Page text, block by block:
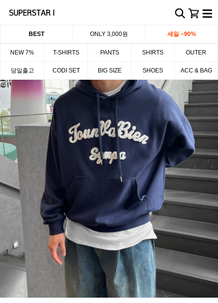
BEST ONLY 3,000원 세일 ~90%
NEW 7% T-SHIRTS PANTS SHIRTS OUTER
당일출고 CODI SET BIG SIZE SHOES ACC & BAG